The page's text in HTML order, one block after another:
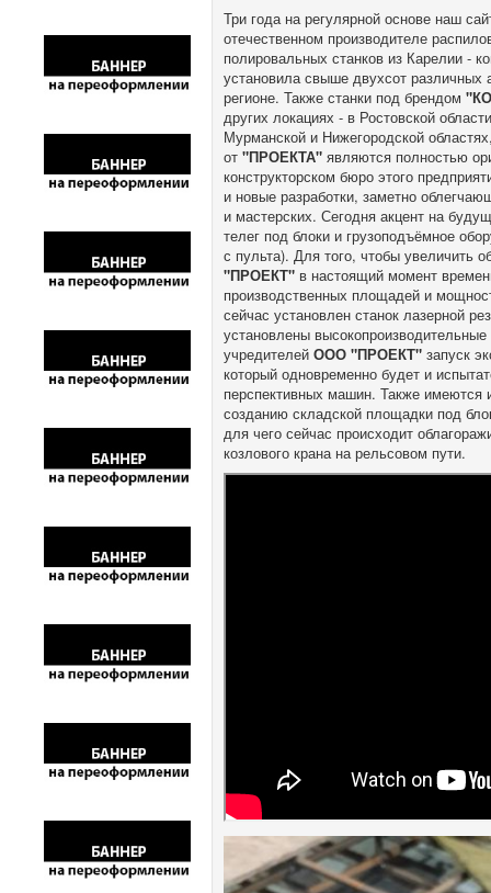
Три года на регулярной основе наш
отечественном производителе
полировальных станков из Карелии -
установила свыше двухсот различных
регионе. Также станки под брендом
других локациях - в Ростовской
Мурманской и Нижегородской
от"ПРОЕКТА" являются полностью
конструкторском бюро этого
и новые разработки, заметно
и мастерских. Сегодня акцент на
телег под блоки и грузоподъёмное
с пульта). Для того, чтобы увеличить
"ПРОЕКТ" в настоящий момент
производственных площадей и
сейчас установлен станок лазерной
установлены
учредителейООО "ПРОЕКТ" запуск
который одновременно будет и
перспективных машин. Также имеются
созданию складской площадки под
для чего сейчас происходит
козлового крана на рельсовом пути.